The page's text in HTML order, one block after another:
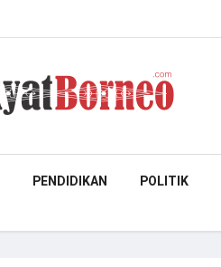
PENDIDIKAN POLITIK